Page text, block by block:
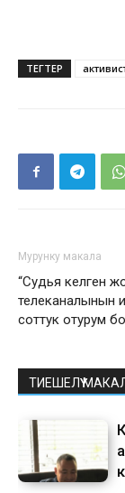
ТЕГТЕР
Мурунку макала
“Судья келген
телеканалынын
соттук отурум
ТИЕШЕЛҮҮ